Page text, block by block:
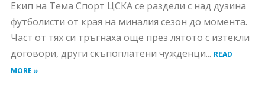
Eкип на Тема Спорт ЦСКА се раздели с над дузина
футболисти от края на миналия сезон до момента.
Част от тях си тръгнаха още през лятото с изтекли
договори, други скъпоплатени чужденци... READ
MORE »